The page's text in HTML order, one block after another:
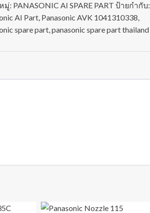
มู่: PANASONIC AI SPARE PART ป้ายกำกับ:
AI Part, Panasonic AVK 1041310338,
spare part,panasonic spare part thailand